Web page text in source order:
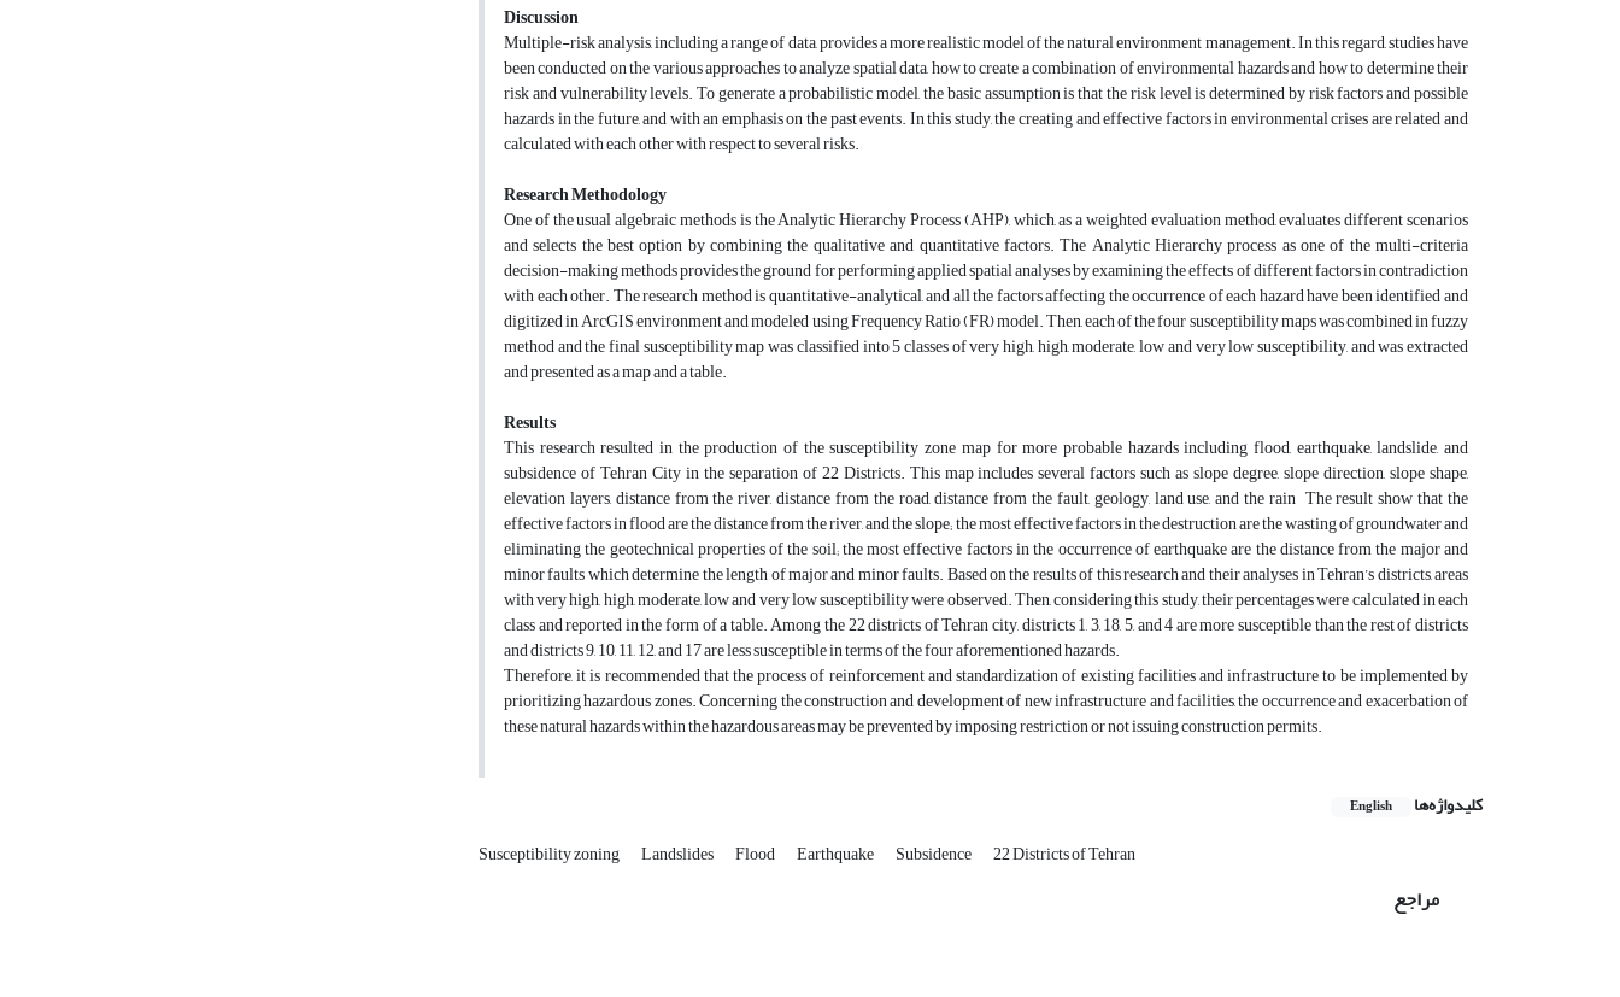
Discussion
Multiple-risk analysis, including a range of data, provides a more realistic model of the natural environment management. In this regard, studies have
been conducted on the various approaches to analyze spatial data, how to create a combination of environmental hazards and how to determine their
risk and vulnerability levels. To generate a probabilistic model, the basic assumption is that the risk level is determined by risk factors and possible
hazards in the future, and with an emphasis on the past events. In this study, the creating and effective factors in environmental crises are related and
calculated with each other with respect to several risks.
Research Methodology
One of the usual algebraic methods is the Analytic Hierarchy Process (AHP), which, as a weighted evaluation method, evaluates different scenarios
and selects the best option by combining the qualitative and quantitative factors. The Analytic Hierarchy process as one of the multi-criteria
decision-making methods provides the ground for performing applied spatial analyses by examining the effects of different factors in contradiction
with each other. The research method is quantitative-analytical, and all the factors affecting the occurrence of each hazard have been identified and
digitized in ArcGIS environment and modeled using Frequency Ratio (FR) model. Then, each of the four susceptibility maps was combined in fuzzy
method and the final susceptibility map was classified into 5 classes of very high, high, moderate, low and very low susceptibility, and was extracted
and presented as a map and a table.
Results
This research resulted in the production of the susceptibility zone map for more probable hazards including flood, earthquake, landslide, and
subsidence of Tehran City in the separation of 22 Districts. This map includes several factors such as slope degree, slope direction, slope shape,
elevation layers, distance from the river, distance from the road, distance from the fault, geology, land use, and the rain The result show that the
effective factors in flood are the distance from the river, and the slope; the most effective factors in the destruction are the wasting of groundwater and
eliminating the geotechnical properties of the soil; the most effective factors in the occurrence of earthquake are the distance from the major and
minor faults which determine the length of major and minor faults. Based on the results of this research and their analyses in Tehran’s districts, areas
with very high, high, moderate, low and very low susceptibility were observed. Then, considering this study, their percentages were calculated in each
class and reported in the form of a table. Among the 22 districts of Tehran city, districts 1, 3, 18, 5, and 4 are more susceptible than the rest of districts
and districts 9, 10, 11, 12, and 17 are less susceptible in terms of the four aforementioned hazards.
Therefore, it is recommended that the process of reinforcement and standardization of existing facilities and infrastructure to be implemented by
prioritizing hazardous zones. Concerning the construction and development of new infrastructure and facilities, the occurrence and exacerbation of
these natural hazards within the hazardous areas may be prevented by imposing restriction or not issuing construction permits.
کلیدواژه‌ها English
Susceptibility zoning Landslides Flood Earthquake Subsidence 22 Districts of Tehran
مراجع